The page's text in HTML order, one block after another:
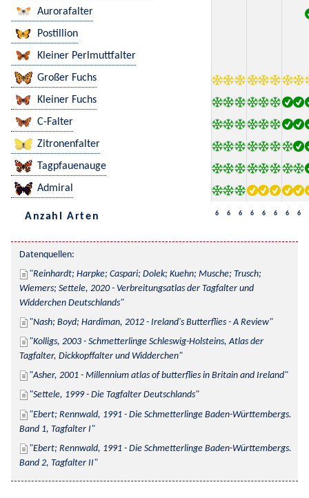
Aurorafalter
Postillion
Kleiner Perlmuttfalter
Großer Fuchs
Kleiner Fuchs
C-Falter
Zitronenfalter
Tagpfauenauge
Admiral
Anzahl Arten 6 6 6 6 6 6 6 6
Datenquellen:
Reinhardt; Harpke; Caspari; Dolek; Kuehn; Musche; Trusch;
Wiemers; Settele, 2020 - Verbreitungsatlas der Tagfalter und
Widderchen Deutschlands
Nash; Boyd; Hardiman, 2012 - Ireland's Butterflies - A Review
Kolligs, 2003 - Schmetterlinge Schleswig-Holsteins, Atlas der
Tagfalter, Dickkopffalter und Widderchen
Asher, 2001 - Millennium atlas of butterflies in Britain and Ireland
Settele, 1999 - Die Tagfalter Deutschlands
Ebert; Rennwald, 1991 - Die Schmetterlinge Baden-Württembergs.
Band 1, Tagfalter I
Ebert; Rennwald, 1991 - Die Schmetterlinge Baden-Württembergs.
Band 2, Tagfalter II